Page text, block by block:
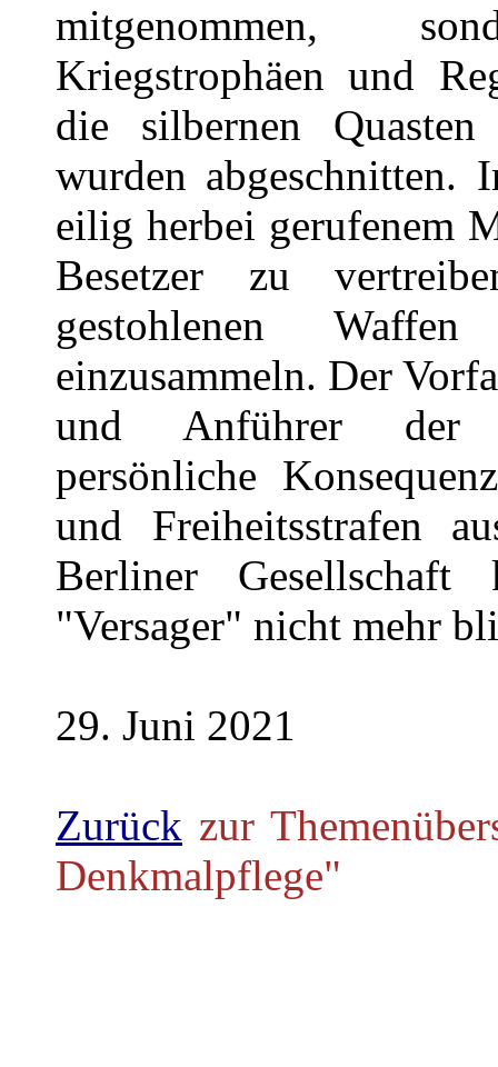
mitgenommen,
Kriegstrophäen und
die silbernen
wurden abgeschnitten.
eilig herbei gerufenem
Besetzer zu
gestohlenen
einzusammeln. Der
und Anführer der
persönliche
und Freiheitsstrafen
Berliner
"Versager" nicht mehr
29. Juni 2021
Zurück zur
Denkmalpflege"